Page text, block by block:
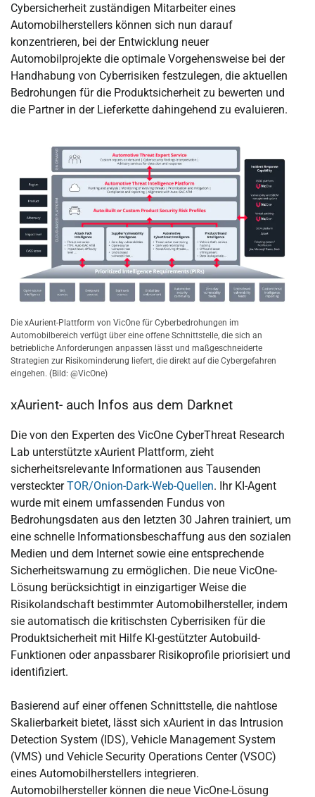
Cybersicherheit zuständigen Mitarbeiter eines
Automobilherstellers können sich nun darauf
konzentrieren, bei der Entwicklung neuer
Automobilprojekte die optimale Vorgehensweise bei der
Handhabung von Cyberrisiken festzulegen, die aktuellen
Bedrohungen für die Produktsicherheit zu bewerten und
die Partner in der Lieferkette dahingehend zu evaluieren.
Die xAurient-Plattform von VicOne für Cyberbedrohungen im
Automobilbereich verfügt über eine offene Schnittstelle, die sich an
betriebliche Anforderungen anpassen lässt und maßgeschneiderte
Strategien zur Risikominderung liefert, die direkt auf die Cybergefahren
eingehen. (Bild: @VicOne)
xAurient- auch Infos aus dem Darknet
Die von den Experten des VicOne CyberThreat Research
Lab unterstützte xAurient Plattform, zieht
sicherheitsrelevante Informationen aus Tausenden
versteckterTOR/Onion-Dark-Web-Quellen. Ihr KI-Agent
wurde mit einem umfassenden Fundus von
Bedrohungsdaten aus den letzten 30 Jahren trainiert, um
eine schnelle Informationsbeschaffung aus den sozialen
Medien und dem Internet sowie eine entsprechende
Sicherheitswarnung zu ermöglichen. Die neue VicOne-
Lösung berücksichtigt in einzigartiger Weise die
Risikolandschaft bestimmter Automobilhersteller, indem
sie automatisch die kritischsten Cyberrisiken für die
Produktsicherheit mit Hilfe KI-gestützter Autobuild-
Funktionen oder anpassbarer Risikoprofile priorisiert und
identifiziert.
Basierend auf einer offenen Schnittstelle, die nahtlose
Skalierbarkeit bietet, lässt sich xAurient in das Intrusion
Detection System (IDS), Vehicle Management System
(VMS) und Vehicle Security Operations Center (VSOC)
eines Automobilherstellers integrieren.
Automobilhersteller können die neue VicOne-Lösung